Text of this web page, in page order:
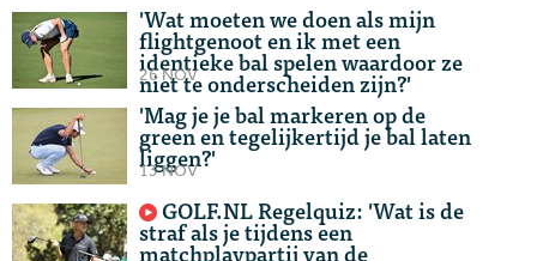
'Wat moeten we doen als mijn
flightgenoot en ik met een
identieke bal spelen waardoor ze
niet te onderscheiden zijn?'
26 NOV
'Mag je je bal markeren op de
green en tegelijkertijd je bal laten
liggen?'
13 NOV
GOLF.NL Regelquiz: 'Wat is de
straf als je tijdens een
matchplaypartij van de